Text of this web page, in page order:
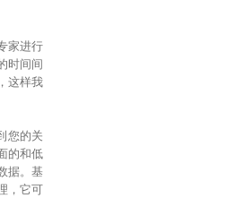
家进行
时间间
这样我
您的关
的和低
据。基
，它可